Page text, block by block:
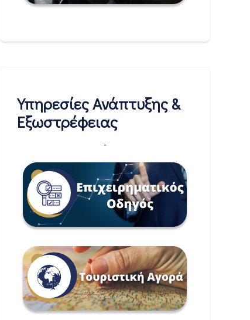
Υπηρεσίες Ανάπτυξης &
Εξωστρέφειας
-